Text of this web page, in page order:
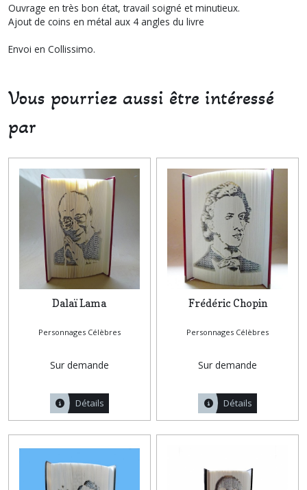
Ouvrage en très bon état, travail soigné et minutieux.
Ajout de coins en métal aux 4 angles du livre
Envoi en Collissimo.
Vous pourriez aussi être intéressé
par
Dalaï Lama
Personnages Célèbres
Sur demande
Détails
Frédéric Chopin
Personnages Célèbres
Sur demande
Détails